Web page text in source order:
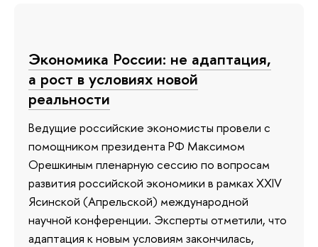
Экономика России: не адаптация,
а рост в условиях новой
реальности
Ведущие российские экономисты провели с
помощником президента РФ Максимом
Орешкиным пленарную сессию по вопросам
развития российской экономики в рамках XXIV
Ясинской (Апрельской) международной
научной конференции. Эксперты отметили, что
адаптация к новым условиям закончилась,